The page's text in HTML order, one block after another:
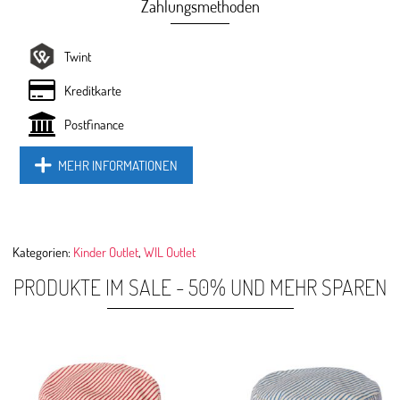
Zahlungsmethoden
Twint
Kreditkarte
Postfinance
MEHR INFORMATIONEN
Kategorien: Kinder Outlet,WIL Outlet
PRODUKTE IM SALE - 50% UND MEHR SPAREN